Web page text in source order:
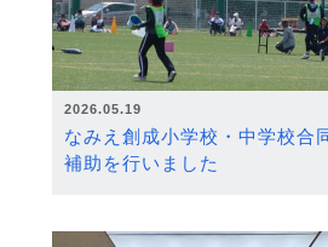
2026.05.19
なみえ創成小学校・中学校合
補助を行いました